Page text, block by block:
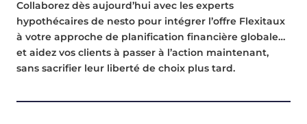
Collaborez dès aujourd’hui avec les experts
hypothécaires de nesto pour intégrer l’offre Flexitaux
à votre approche de planification financière globale…
et aidez vos clients à passer à l’action maintenant,
sans sacrifier leur liberté de choix plus tard.